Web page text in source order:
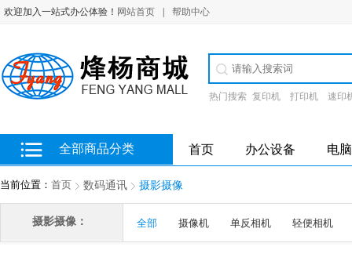
欢迎加入一站式办公体验！ 网站首页 帮助中心
热门搜索 复印机 打印机 速印
全部商品分类 首页 办公设备 电
当前位置： 首页 数码通讯 摄影摄像
摄影摄像： 全部 摄像机 单反相机 轻便相机